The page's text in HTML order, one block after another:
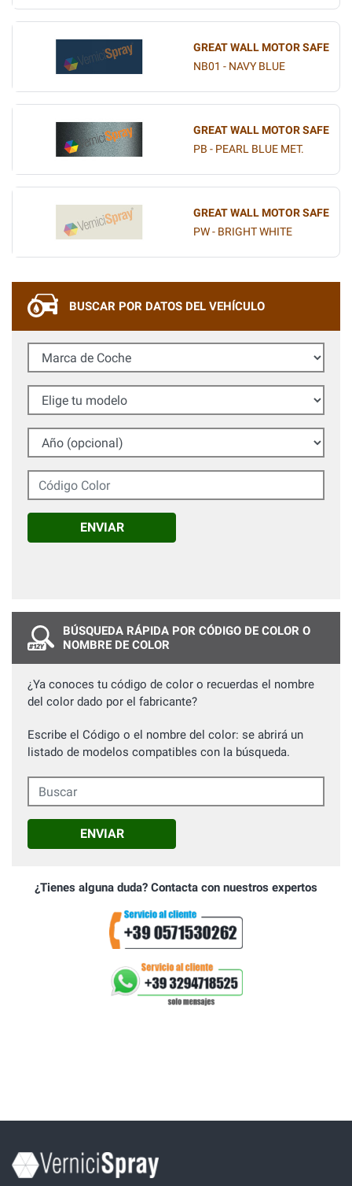
GREAT WALL MOTOR SAFE
NB01 - NAVY BLUE
GREAT WALL MOTOR SAFE
PB - PEARL BLUE MET.
GREAT WALL MOTOR SAFE
PW - BRIGHT WHITE
BUSCAR POR DATOS DEL VEHÍCULO
Marca de Coche
Elige tu modelo
Año (opcional)
Código Color
ENVIAR
BÚSQUEDA RÁPIDA POR CÓDIGO DE COLOR O
NOMBRE DE COLOR
¿Ya conoces tu código de color o recuerdas el nombre
del color dado por el fabricante?
Escribe el Código o el nombre del color: se abrirá un
listado de modelos compatibles con la búsqueda.
Buscar
ENVIAR
¿Tienes alguna duda? Contacta con nuestros expertos